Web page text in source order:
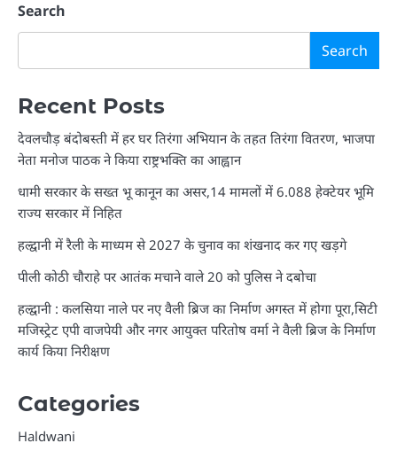
Search
Search
Recent Posts
देवलचौड़ बंदोबस्ती में हर घर तिरंगा अभियान के तहत तिरंगा वितरण, भाजपा
नेता मनोज पाठक ने किया राष्ट्रभक्ति का आह्वान
धामी सरकार के सख्त भू कानून का असर,14 मामलों में 6.088 हेक्टेयर भूमि
राज्य सरकार में निहित
हल्द्वानी में रैली के माध्यम से 2027 के चुनाव का शंखनाद कर गए खड़गे
पीली कोठी चौराहे पर आतंक मचाने वाले 20 को पुलिस ने दबोचा
हल्द्वानी : कलसिया नाले पर नए वैली ब्रिज का निर्माण अगस्त में होगा पूरा,सिटी
मजिस्ट्रेट एपी वाजपेयी और नगर आयुक्त परितोष वर्मा ने वैली ब्रिज के निर्माण
कार्य किया निरीक्षण
Categories
Haldwani